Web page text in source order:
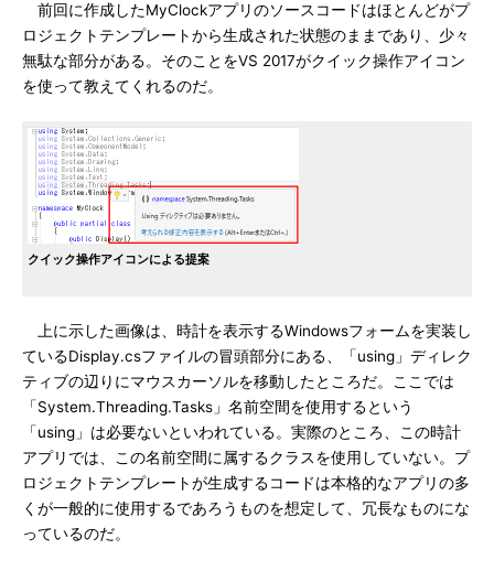
前回に作成したMyClockアプリのソースコードはほとんどがプ
ロジェクトテンプレートから生成された状態のままであり、少々
無駄な部分がある。そのことをVS 2017がクイック操作アイコン
を使って教えてくれるのだ。
クイック操作アイコンによる提案
上に示した画像は、時計を表示するWindowsフォームを実装し
ているDisplay.csファイルの冒頭部分にある、「using」ディレク
ティブの辺りにマウスカーソルを移動したところだ。ここでは
「System.Threading.Tasks」名前空間を使用するという
「using」は必要ないといわれている。実際のところ、この時計
アプリでは、この名前空間に属するクラスを使用していない。プ
ロジェクトテンプレートが生成するコードは本格的なアプリの多
くが一般的に使用するであろうものを想定して、冗長なものにな
っているのだ。